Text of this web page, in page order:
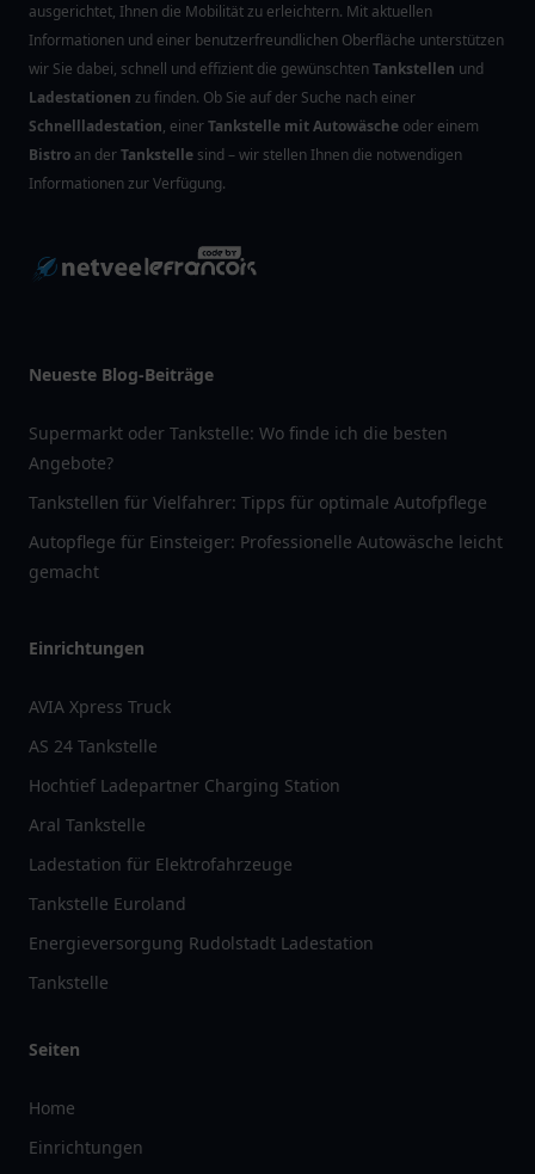
ausgerichtet, Ihnen die Mobilität zu erleichtern. Mit aktuellen
Informationen und einer benutzerfreundlichen Oberfläche unterstützen
wir Sie dabei, schnell und effizient die gewünschtenTankstellen und
Ladestationen zu finden. Ob Sie auf der Suche nach einer
Schnellladestation, einerTankstelle mit Autowäsche oder einem
Bistro an derTankstelle sind – wir stellen Ihnen die notwendigen
Informationen zur Verfügung.
Neueste Blog-Beiträge
Supermarkt oder Tankstelle: Wo finde ich die besten
Angebote?
Tankstellen für Vielfahrer: Tipps für optimale Autofpflege
Autopflege für Einsteiger: Professionelle Autowäsche leicht
gemacht
Einrichtungen
AVIA Xpress Truck
AS 24 Tankstelle
Hochtief Ladepartner Charging Station
Aral Tankstelle
Ladestation für Elektrofahrzeuge
Tankstelle Euroland
Energieversorgung Rudolstadt Ladestation
Tankstelle
Seiten
Home
Einrichtungen